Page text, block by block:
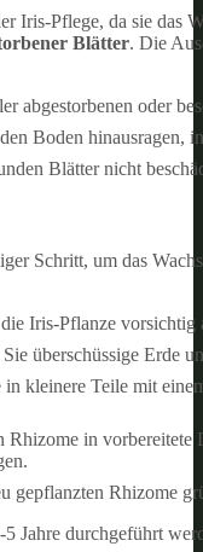
Iris-Pflege, da sie das
Blätter. Die
abgestorbenen oder
Boden hinausragen,
Blätter nicht
Schritt, um das
Iris-Pflanze
überschüssige Erde
kleinere Teile mit
Rhizome in
gepflanzten Rhizome
Jahre durchgeführt